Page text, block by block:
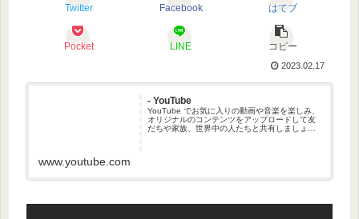
Twitter Facebook はてブ
Pocket LINE コピー
2023.02.17
- YouTube
YouTube でお気に入りの動画や音楽を楽しみ、
オリジナルのコンテンツをアップロードして友
だちや家族、世界中の人たちと共有しましょ
www.youtube.com